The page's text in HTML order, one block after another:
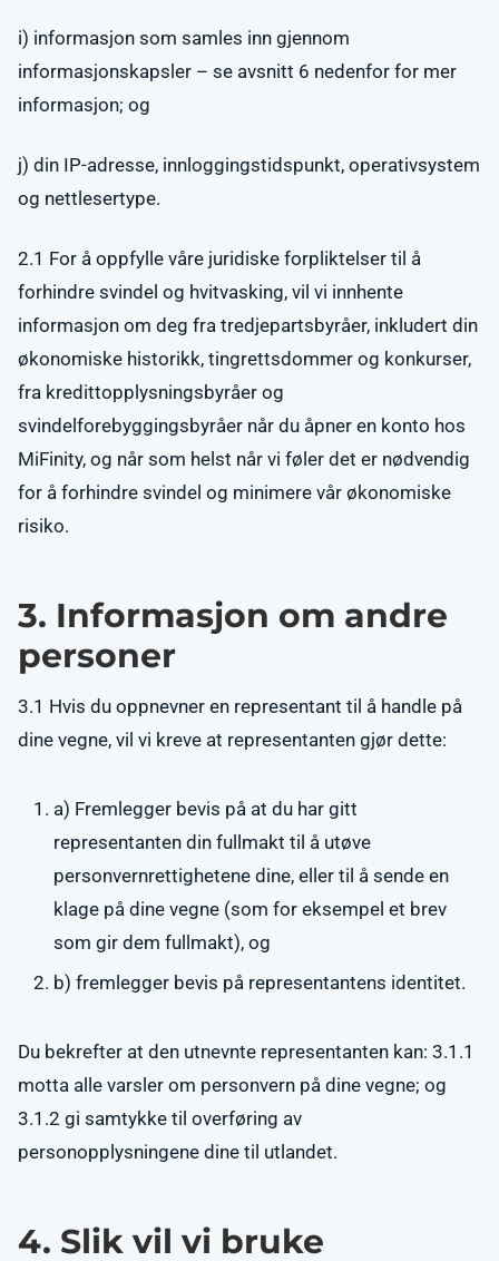
i) informasjon som samles inn gjennom
informasjonskapsler – se avsnitt 6 nedenfor for mer
informasjon; og
j) din IP-adresse, innloggingstidspunkt, operativsystem
og nettlesertype.
2.1 For å oppfylle våre juridiske forpliktelser til å
forhindre svindel og hvitvasking, vil vi innhente
informasjon om deg fra tredjepartsbyråer, inkludert din
økonomiske historikk, tingrettsdommer og konkurser,
fra kredittopplysningsbyråer og
svindelforebyggingsbyråer når du åpner en konto hos
MiFinity, og når som helst når vi føler det er nødvendig
for å forhindre svindel og minimere vår økonomiske
risiko.
3. Informasjon om andre
personer
3.1 Hvis du oppnevner en representant til å handle på
dine vegne, vil vi kreve at representanten gjør dette:
a) Fremlegger bevis på at du har gitt
representanten din fullmakt til å utøve
personvernrettighetene dine, eller til å sende en
klage på dine vegne (som for eksempel et brev
som gir dem fullmakt), og
b) fremlegger bevis på representantens identitet.
Du bekrefter at den utnevnte representanten kan: 3.1.1
motta alle varsler om personvern på dine vegne; og
3.1.2 gi samtykke til overføring av
personopplysningene dine til utlandet.
4. Slik vil vi bruke